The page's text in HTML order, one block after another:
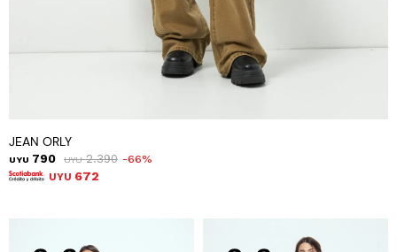
JEAN ORLY
UYU 790 UYU 2.390 66
UYU 672